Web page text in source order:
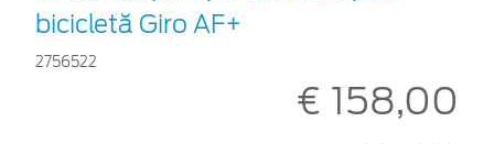
bicicletă Giro AF+
2756522
€ 158,00